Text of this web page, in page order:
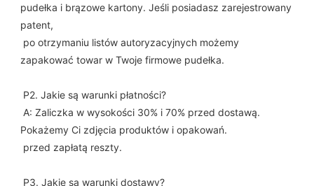
pudełka i brązowe kartony. Jeśli posiadasz zarejestrowany
patent,
zapakować towar w Twoje firmowe pudełka.
P2. Jakie są warunki płatności?
Pokażemy Ci zdjęcia produktów i opakowań.
przed zapłatą reszty.
P3. Jakie są warunki dostawy?